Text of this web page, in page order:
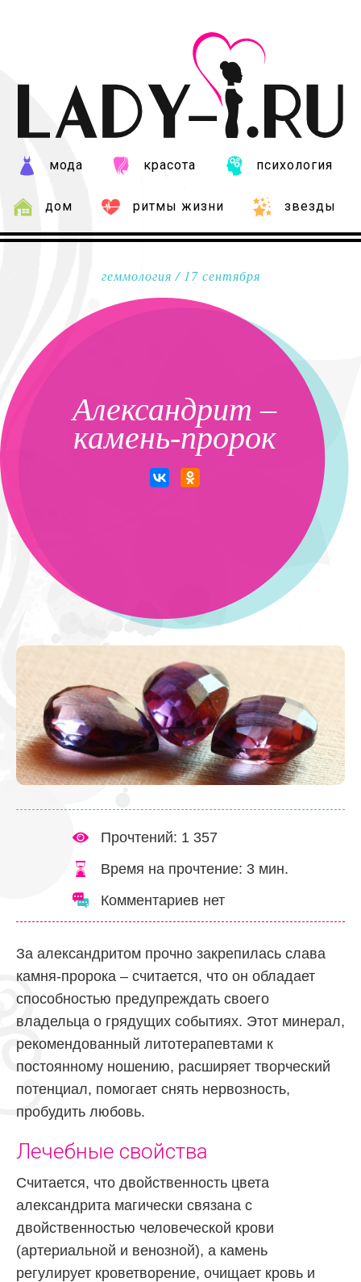
мода красота психология
дом ритмы жизни звезды
геммология / 17 сентября
Александрит –
камень-пророк
Прочтений: 1 357
Время на прочтение: 3 мин.
Комментариев нет
За александритом прочно закрепилась слава
камня-пророка – считается, что он обладает
способностью предупреждать своего
владельца о грядущих событиях. Этот минерал,
рекомендованный литотерапевтами к
постоянному ношению, расширяет творческий
потенциал, помогает снять нервозность,
пробудить любовь.
Лечебные свойства
Считается, что двойственность цвета
александрита магически связана с
двойственностью человеческой крови
(артериальной и венозной), а камень
регулирует кроветворение, очищает кровь и